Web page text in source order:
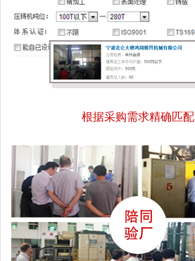
根据采购需求精确匹配